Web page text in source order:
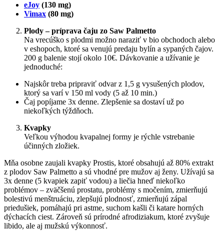
eJoy (130 mg)
Vimax (80 mg)
Plody – príprava čaju zo Saw Palmetto
Na vrecúško s plodmi možno naraziť v bio obchodoch alebo
v eshopoch, ktoré sa venujú predaju bylín a sypaných čajov.
200 g balenie stojí okolo 10€. Dávkovanie a užívanie je
jednoduché:
Najskôr treba pripraviť odvar z 1,5 g vysušených plodov,
ktorý sa varí v 150 ml vody (5 až 10 min.)
Čaj popíjame 3x denne. Zlepšenie sa dostaví už po
niekoľkých týždňoch.
Kvapky
Veľkou výhodou kvapalnej formy je rýchle vstrebanie
účinných zložiek.
Mňa osobne zaujali kvapky Prostis, ktoré obsahujú až 80% extrakt
z plodov Saw Palmetto a sú vhodné pre mužov aj ženy. Užívajú sa
3x denne (5 kvapiek zapiť vodou) a liečia hneď niekoľko
problémov – zväčšenú prostatu, problémy s močením, zmierňujú
bolestivú menštruáciu, zlepšujú plodnosť, zmierňujú zápal
priedušiek, pomáhajú pri astme, suchom kašli či katare horných
dýchacích ciest. Zároveň sú prírodné afrodiziakum, ktoré zvyšuje
libido, ale aj mužskú výkonnosť.